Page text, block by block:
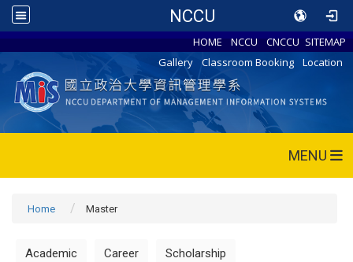
NCCU
HOME NCCU CNCCU SITEMAP
Gallery
Classroom Booking Location
MENU
Home Master
Academic Career Scholarship